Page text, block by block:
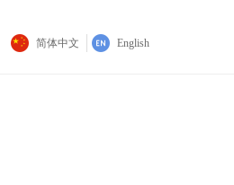
简体中文 English